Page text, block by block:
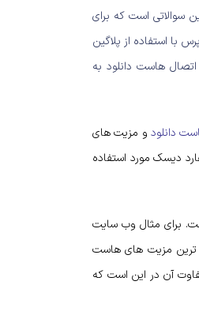
سوالاتی است که برای
با استفاده از پلاگین
هاست دانلود به
دانلود و مزیت های
دیسک مورد استفاده
برای مثال وب سایت
ترین مزیت های هاست
آن در این است که